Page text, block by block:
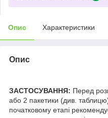
Опис Характеристики
Опис
ЗАСТОСУВАННЯ: Перед
або 2 пакетики (див.
початковому етапі